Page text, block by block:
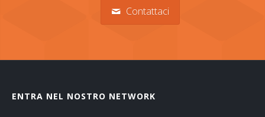
Contattaci
ENTRA NEL NOSTRO NETWORK